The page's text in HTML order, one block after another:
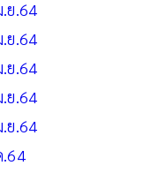
ย.64
ย.64
ย.64
ย.64
ย.64
.64